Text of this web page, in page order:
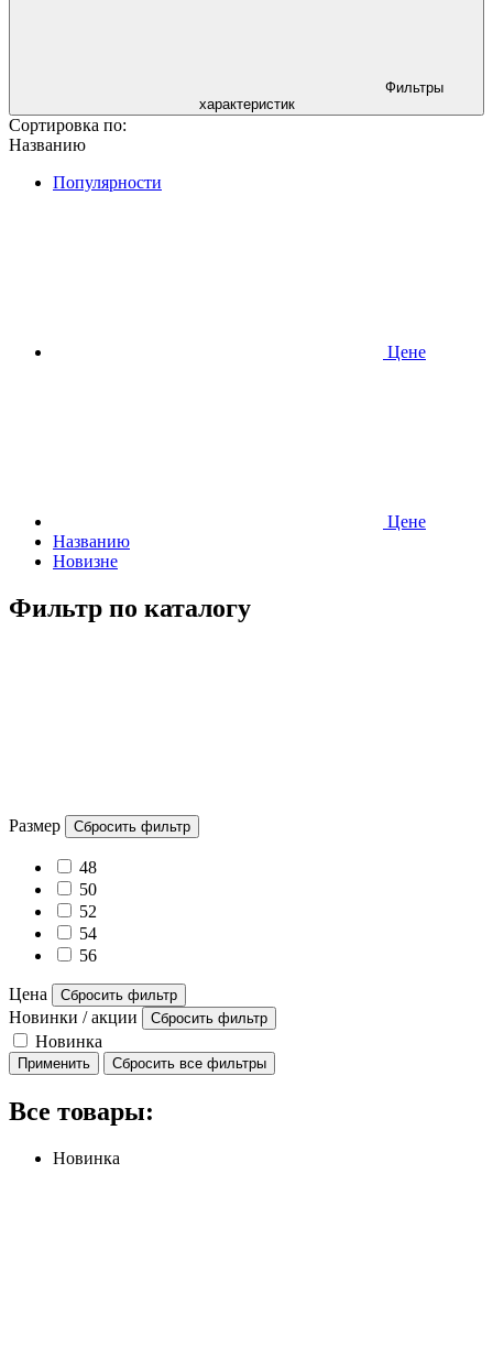
Фильтры
характеристик
Сортировка по:
Названию
Популярности
Ценe
Ценe
Названию
Новизне
Фильтр по каталогу
Размер Сбросить фильтр
48
50
52
54
56
Цена Сбросить фильтр
Новинки / акции Сбросить фильтр
Новинка
Применить Сбросить все фильтры
Все товары:
Новинка